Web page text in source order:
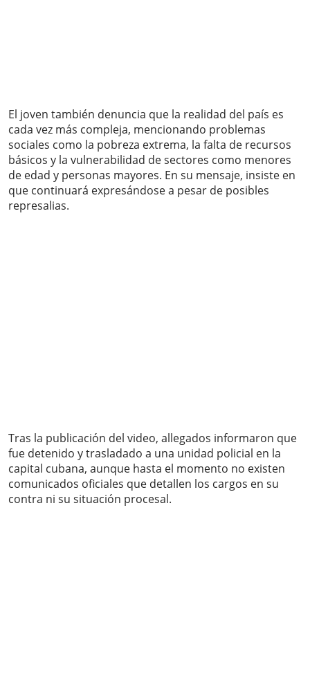
El joven también denuncia que la realidad del país es
cada vez más compleja, mencionando problemas
sociales como la pobreza extrema, la falta de recursos
básicos y la vulnerabilidad de sectores como menores
de edad y personas mayores. En su mensaje, insiste en
que continuará expresándose a pesar de posibles
represalias.
Tras la publicación del video, allegados informaron que
fue detenido y trasladado a una unidad policial en la
capital cubana, aunque hasta el momento no existen
comunicados oficiales que detallen los cargos en su
contra ni su situación procesal.